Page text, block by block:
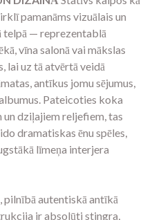
pamanāms vizuālais un
— reprezentablā
vīna salonā vai mākslas
lai uz tā atvērtā veidā
antīkus jomu sējumus,
Pateicoties koka
dziļajiem reljefiem, tas
dramatiskas ēnu spēles,
līmeņa interjera
pilnībā autentiskā antīkā
ir absolūti stingra,